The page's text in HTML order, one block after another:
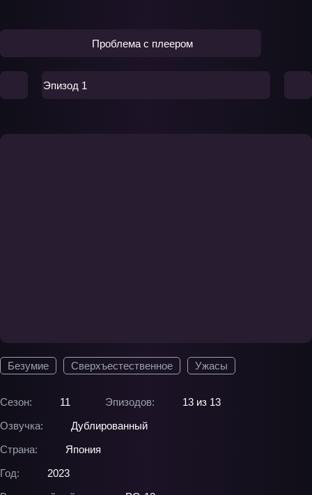
Безумие Сверхъестественное Ужасы
Сезон: 11 Эпизодов:
13 из 13
Озвучка:
Дублированный
Страна:
Япония
Год:
2023
Проблема с плеером
Эпизод 1